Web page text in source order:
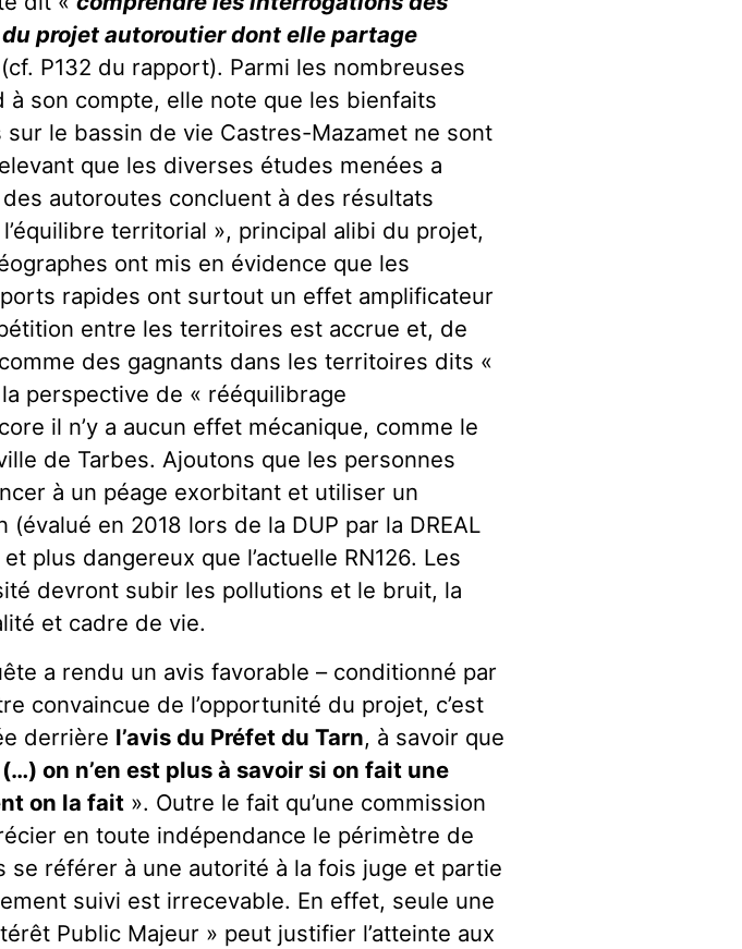
projet autoroutier dont elle partage
P132 du rapport). Parmi les nombreuses
à son compte, elle note que les bienfaits
le bassin de vie Castres-Mazamet ne sont
que les diverses études menées a
autoroutes concluent à des résultats
territorial », principal alibi du projet,
ont mis en évidence que les
rapides ont surtout un effet amplificateur
entre les territoires est accrue et, de
des gagnants dans les territoires dits «
perspective de « rééquilibrage
il n’y a aucun effet mécanique, comme le
de Tarbes. Ajoutons que les personnes
à un péage exorbitant et utiliser un
en 2018 lors de la DUP par la DREAL
plus dangereux que l’actuelle RN126. Les
devront subir les pollutions et le bruit, la
et cadre de vie.
a rendu un avis favorable – conditionné par
convaincue de l’opportunité du projet, c’est
derrière l’avis du Préfet du Tarn, à savoir que
on n’en est plus à savoir si on fait une
on la fait ». Outre le fait qu’une commission
en toute indépendance le périmètre de
se référer à une autorité à la fois juge et partie
suivi est irrecevable. En effet, seule une
Public Majeur » peut justifier l’atteinte aux